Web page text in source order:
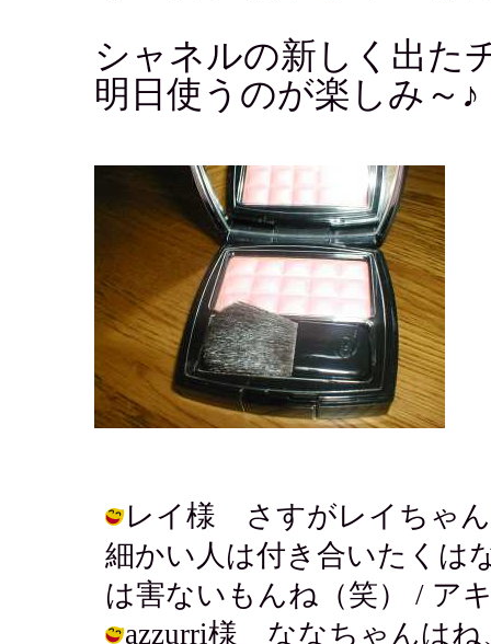
シャネルの新しく出た
明日使うのが楽しみ～♪
レイ様 さすがレイちゃん
細かい人は付き合いたくは
は害ないもんね（笑） / ア
azzurri様 ななちゃんはね